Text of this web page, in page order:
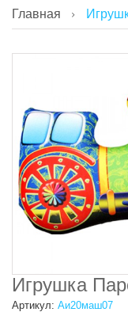
Главная
Игрушка
Артикул: Аи20маш07